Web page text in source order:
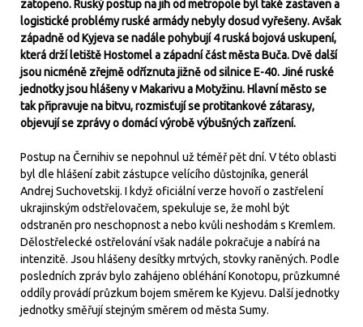
zatopeno. Ruský postup na jih od metropole byl také zastaven a
logistické problémy ruské armády nebyly dosud vyřešeny. Avšak
západně od Kyjeva se nadále pohybují 4 ruská bojová uskupení,
která drží letiště Hostomel a západní část města Buča. Dvě další
jsou nicméně zřejmě odříznuta jižně od silnice E-40. Jiné ruské
jednotky jsou hlášeny v Makarivu a Motyžinu. Hlavní město se
tak připravuje na bitvu, rozmisťují se protitankové zátarasy,
objevují se zprávy o domácí výrobě výbušných zařízení.
Postup na Černihiv se nepohnul už téměř pět dní. V této oblasti
byl dle hlášení zabit zástupce velícího důstojníka, generál
Andrej Suchovetskij. I když oficiální verze hovoří o zastřelení
ukrajinským odstřelovačem, spekuluje se, že mohl být
odstraněn pro neschopnost a nebo kvůli neshodám s Kremlem.
Dělostřelecké ostřelování však nadále pokračuje a nabírá na
intenzitě. Jsou hlášeny desítky mrtvých, stovky raněných. Podle
posledních zpráv bylo zahájeno obléhání Konotopu, průzkumné
oddíly provádí průzkum bojem směrem ke Kyjevu. Další jednotky
jednotky směřují stejným směrem od města Sumy.